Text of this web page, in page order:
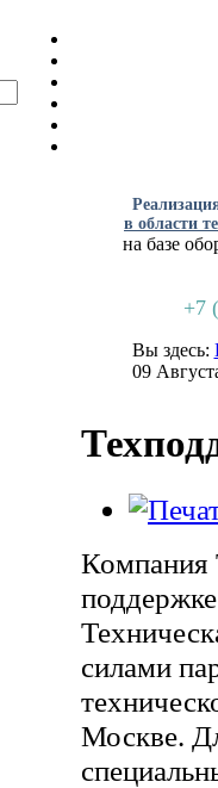
в области
на базе
+7
Вы здесь:
09
Компания
силами
Москве.